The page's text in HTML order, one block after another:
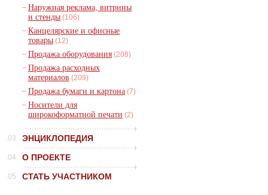
– Наружная реклама, витрины
и стенды (106)
– Канцелярские и офисные
товары (12)
– Продажа оборудования (208)
– Продажа расходных
материалов (209)
– Продажа бумаги и картона (7)
– Носители для
широкоформатной печати (2)
.03 ЭНЦИКЛОПЕДИЯ
.04 О ПРОЕКТЕ
.05 СТАТЬ УЧАСТНИКОМ